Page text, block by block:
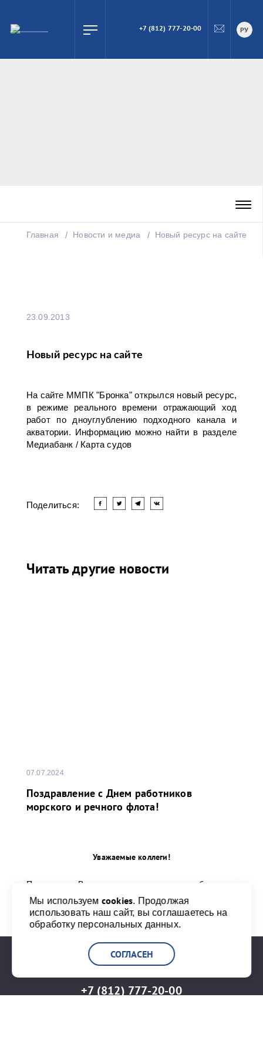
ПОИСК
+7 (812) 777-20-00 РУ
Главная Новости и медиа Новый ресурс на сайте
23.09.2013
Новый ресурс на сайте
На сайте ММПК "Бронка" открылся новый ресурс,
в режиме реального времени отражающий ход
работ по дноуглублению подходного канала и
акватории. Информацию можно найти в разделе
Медиабанк / Карта судов
Поделиться:
Читать другие новости
07.07.2024
Поздравление с Днем работников
морского и речного флота!
Уважаемые коллеги!
Поздравляю Вас, всех тех, кто трудится на благо
праздником!
...
+7 (812) 777-20-00
Мы используем cookies. Продолжая
использовать наш сайт, вы соглашаетесь на
обработку персональных данных.
СОГЛАСЕН